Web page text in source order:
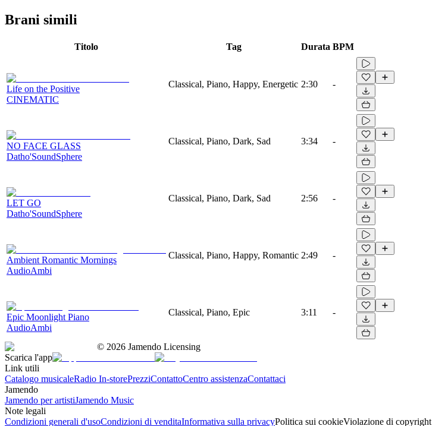
Brani simili
Titolo Tag Durata BPM
Life on the Positive
CINEMATIC
Classical, Piano, Happy, Energetic 2:30 -
NO FACE GLASS
Datho'SoundSphere
Classical, Piano, Dark, Sad 3:34 -
LET GO
Datho'SoundSphere
Classical, Piano, Dark, Sad 2:56 -
Ambient Romantic Mornings
AudioAmbi
Classical, Piano, Happy, Romantic 2:49 -
Epic Moonlight Piano
AudioAmbi
Classical, Piano, Epic 3:11 -
© 2026 Jamendo Licensing
Scarica l'app
Link utili
Catalogo musicaleRadio In-storePrezziContattoCentro assistenzaContattaci
Jamendo
Jamendo per artistiJamendo Music
Note legali
Condizioni generali d'usoCondizioni di venditaInformativa sulla privacyPolitica sui cookieViolazione di copyright